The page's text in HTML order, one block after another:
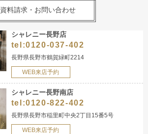
資料請求・お問い合わせ
シャレニー長野店
tel:0120-037-402
長野県長野市鶴賀緑町2214
WEB来店予約
シャレニー長野南店
tel:0120-822-402
長野県長野市稲里町中央2丁目15番5号
WEB来店予約